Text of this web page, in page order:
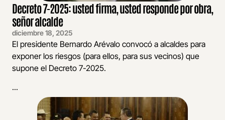
Decreto 7-2025: usted firma, usted responde por obra,
señor alcalde
diciembre 18, 2025
El presidente Bernardo Arévalo convocó a alcaldes para
exponer los riesgos (para ellos, para sus vecinos) que
supone el Decreto 7-2025.
...